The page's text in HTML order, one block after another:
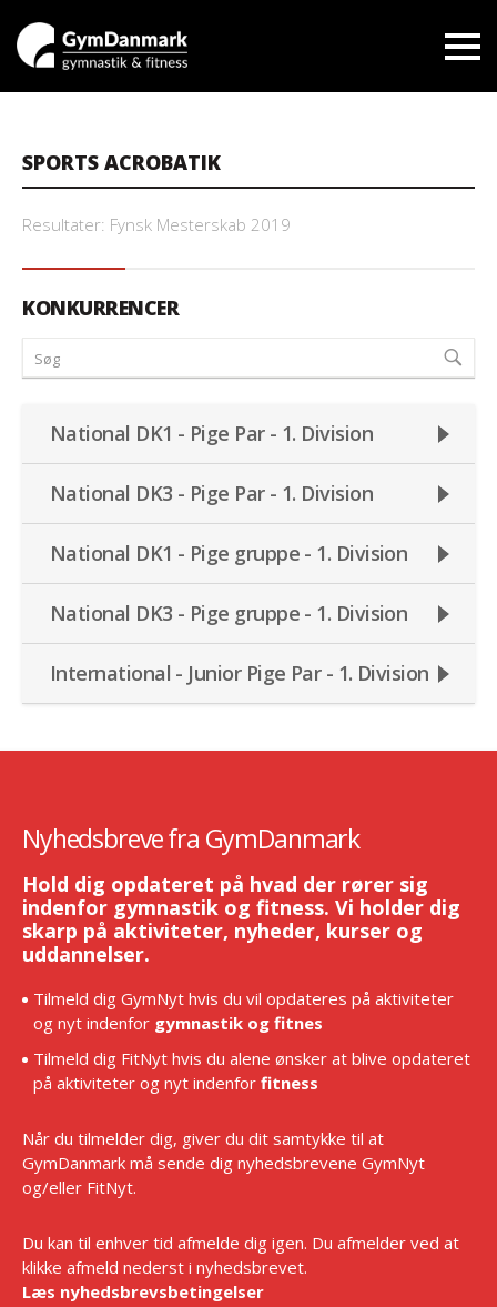
SPORTS ACROBATIK
Resultater: Fynsk Mesterskab 2019
KONKURRENCER
National DK1 - Pige Par - 1. Division
National DK3 - Pige Par - 1. Division
National DK1 - Pige gruppe - 1. Division
National DK3 - Pige gruppe - 1. Division
International - Junior Pige Par - 1. Division
Nyhedsbreve fra GymDanmark
Hold dig opdateret på hvad der rører sig
indenfor gymnastik og fitness. Vi holder dig
skarp på aktiviteter, nyheder, kurser og
uddannelser.
Tilmeld dig GymNyt hvis du vil opdateres på aktiviteter
og nyt indenfor gymnastik og fitnes
Tilmeld dig FitNyt hvis du alene ønsker at blive opdateret
på aktiviteter og nyt indenfor fitness
Når du tilmelder dig, giver du dit samtykke til at
GymDanmark må sende dig nyhedsbrevene GymNyt
og/eller FitNyt.
Du kan til enhver tid afmelde dig igen. Du afmelder ved at
klikke afmeld nederst i nyhedsbrevet.
Læs nyhedsbrevsbetingelser